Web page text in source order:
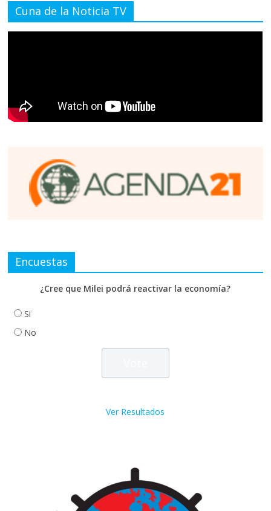
Cuna de la Noticia TV
Encuestas
¿Cree que Milei podrá reactivar la economía?
Si
No
Ver Resultados